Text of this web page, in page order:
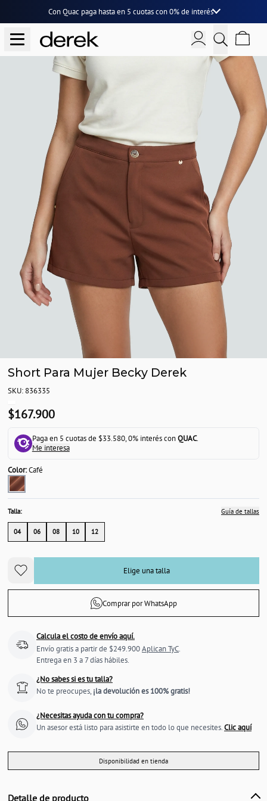
Con Quac paga hasta en 5 cuotascon0% de interés
Short Para Mujer Becky Derek
SKU: 836335
$167.900
Paga en 5 cuotas de $33.580, 0% interés conQUAC.
Me interesa
Color:Café
Talla: Guía de tallas
04 06 08 10 12
Elige una talla
Comprar por WhatsApp
Calcula el costo de envío aquí.
Envío gratis a partir de $249.900Aplican TyC.
Entrega en 3 a 7 días hábiles.
¿No sabes si es tu talla?
No te preocupes, ¡la devolución es 100% gratis!
¿Necesitas ayuda con tu compra?
Un asesor está listo para asistirte en todo lo que necesites.Clic aquí
Disponibilidad en tienda
Detalle de producto